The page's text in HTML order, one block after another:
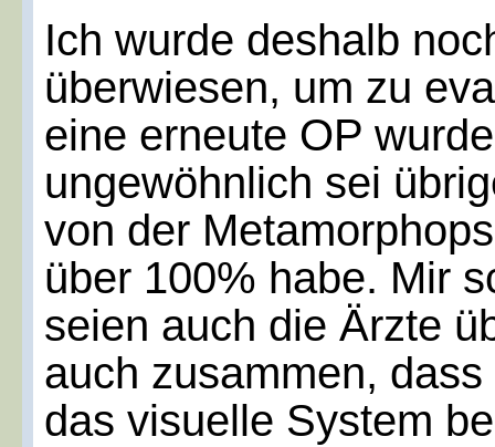
Ich wurde deshalb
überwiesen, um zu
eine erneute OP
ungewöhnlich sei
von der
über 100% habe. Mir
seien auch die Ärzte
auch zusammen,
das visuelle System